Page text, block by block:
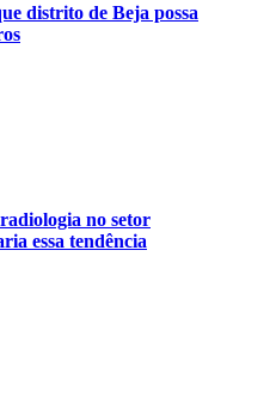
distrito de Beja possa
no setor
essa tendência